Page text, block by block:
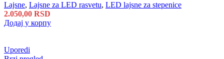
Lajsne, Lajsne za LED rasvetu, LED lajsne za stepenice
2.050,00 RSD
Додај у корпу
Uporedi